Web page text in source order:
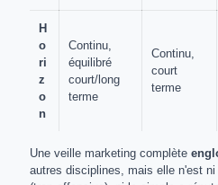
H
o
ri
z
o
n
Continu,
équilibré
court/long
terme
Continu,
court
terme
Une veille marketing complète
autres disciplines, mais elle n'est